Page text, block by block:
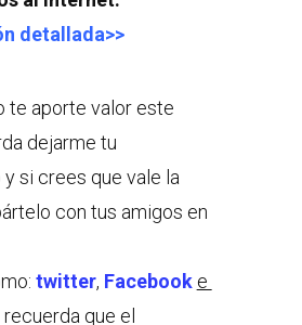
detallada>>
te aporte valor este
dejarme tu
si crees que vale la
con tus amigos en
twitter, Facebook e
recuerda que el